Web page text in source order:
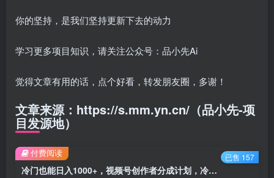
你的坚持，是我们坚持更新下去的动力
学习更多项目知识，请关注公众号：品小先Ai
觉得文章有用的话，点个好看，转发朋友圈，多谢！
文章来源：https://s.mm.yn.cn/（品小先-项
目发源地）
冷门也能日入1000+，视频号创作者分成计划，冷门高收益指南 - 资源之家
付费阅读 已售 157